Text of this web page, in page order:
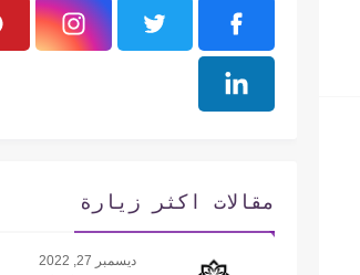
مقالات اكثر زيارة
ديسمبر 27, 2022